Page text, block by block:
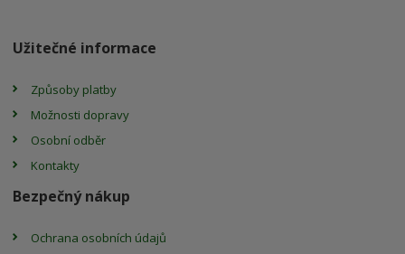
Užitečné informace
Způsoby platby
Možnosti dopravy
Osobní odběr
Kontakty
Bezpečný nákup
Ochrana osobních údajů